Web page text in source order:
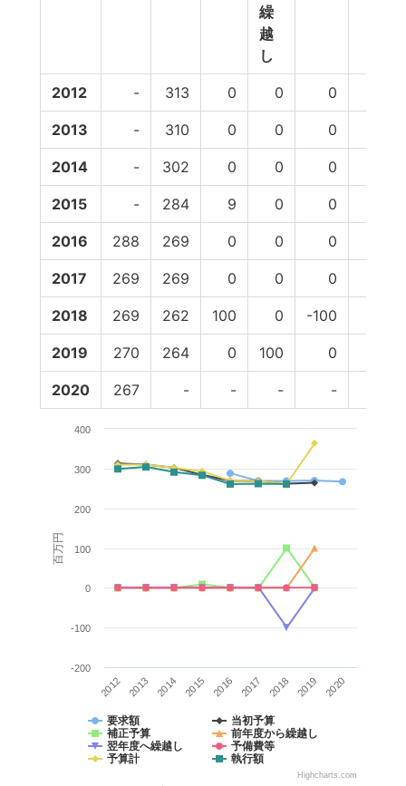
繰
越
し
2012 - 313 0 0 0
2013 - 310 0 0 0
2014 - 302 0 0 0
2015 - 284 9 0 0
2016 288 269 0 0 0
2017 269 269 0 0 0
2018 269 262 100 0 -100
2019 270 264 0 100 0
2020 267 - - - -
百万円
要求額
当初予算
補正予算
前年度から繰越し
翌年度へ繰越し
予備費等
予算計
執行額
2012 2013 2014 2015 2016 2017 2018 2019 2020
-200
-100
0
100
200
300
400
Highcharts.com